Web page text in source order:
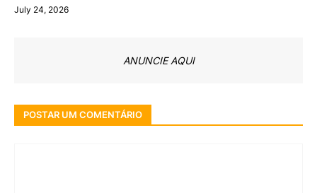
July 24, 2026
ANUNCIE AQUI
POSTAR UM COMENTÁRIO